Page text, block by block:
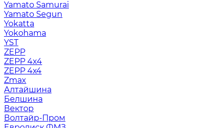
Yamato Samurai
Yamato Segun
Yokatta
Yokohama
YST
ZEPP
ZEPP 4x4
ZEPP 4х4
Zmax
Алтайшина
Белшина
Вектор
Волтайр-Пром